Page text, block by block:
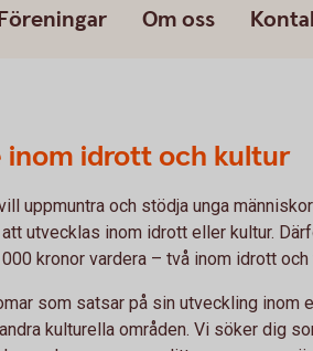
Om oss
inom idrott och kultur
uppmuntra och stödja unga
utvecklas inom idrott eller kultur.
kronor vardera – två inom idrott och
som satsar på sin utveckling inom
kulturella områden. Vi söker dig